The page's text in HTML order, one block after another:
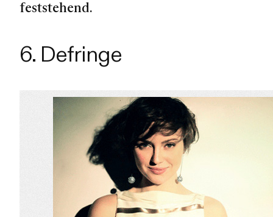
feststehend.
6. Defringe